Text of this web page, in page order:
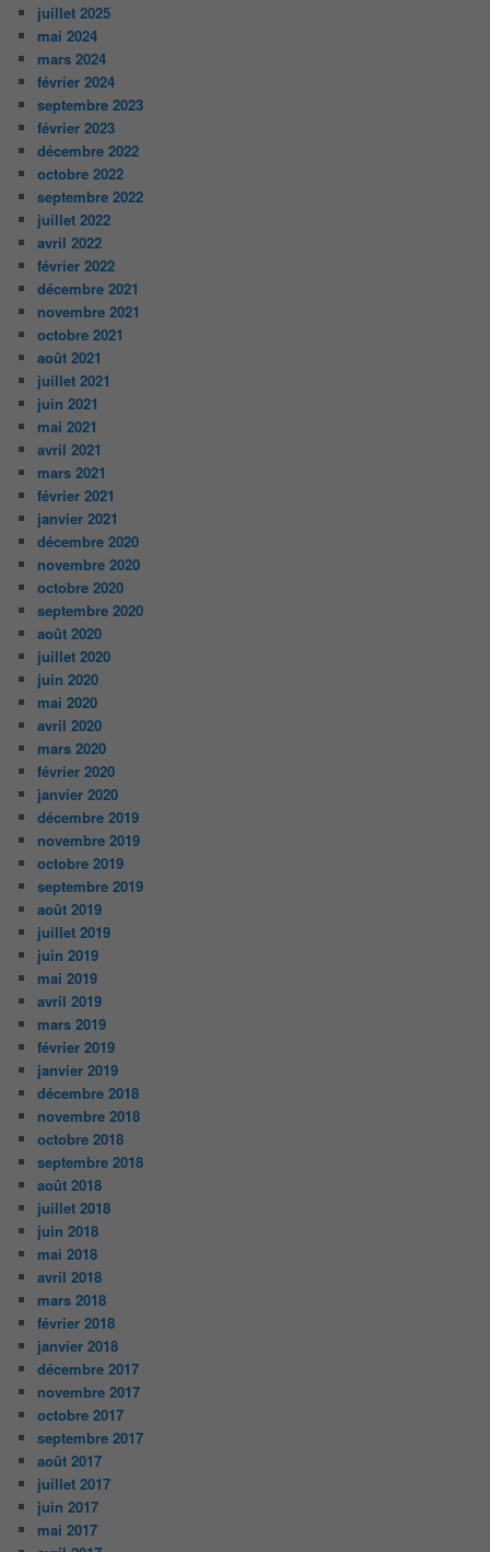
juillet 2025
mai 2024
mars 2024
février 2024
septembre 2023
février 2023
décembre 2022
octobre 2022
septembre 2022
juillet 2022
avril 2022
février 2022
décembre 2021
novembre 2021
octobre 2021
août 2021
juillet 2021
juin 2021
mai 2021
avril 2021
mars 2021
février 2021
janvier 2021
décembre 2020
novembre 2020
octobre 2020
septembre 2020
août 2020
juillet 2020
juin 2020
mai 2020
avril 2020
mars 2020
février 2020
janvier 2020
décembre 2019
novembre 2019
octobre 2019
septembre 2019
août 2019
juillet 2019
juin 2019
mai 2019
avril 2019
mars 2019
février 2019
janvier 2019
décembre 2018
novembre 2018
octobre 2018
septembre 2018
août 2018
juillet 2018
juin 2018
mai 2018
avril 2018
mars 2018
février 2018
janvier 2018
décembre 2017
novembre 2017
octobre 2017
septembre 2017
août 2017
juillet 2017
juin 2017
mai 2017